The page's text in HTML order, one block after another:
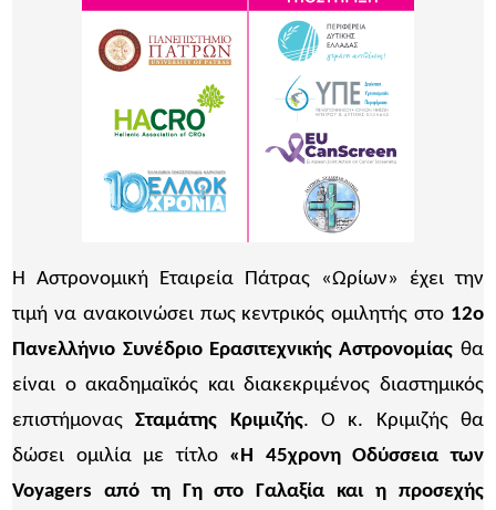
Η Αστρονομική Εταιρεία Πάτρας «Ωρίων» έχει την
τιμή να ανακοινώσει πως κεντρικός ομιλητής στο 12ο
Πανελλήνιο Συνέδριο Ερασιτεχνικής Αστρονομίας θα
είναι ο ακαδημαϊκός και διακεκριμένος διαστημικός
επιστήμοναςΣταμάτης Κριμιζής. Ο κ. Κριμιζής θα
δώσει ομιλία με τίτλο «Η 45χρονη Οδύσσεια των
Voyagers από τη Γη στο Γαλαξία και η προσεχής